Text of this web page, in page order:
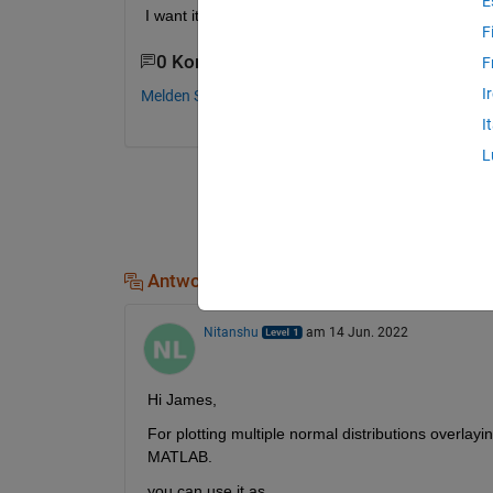
I want it such that i don't have a separate table
0 Kommentare
Melden Sie sich an, um zu kommentieren.
Antworten (1)
Nitanshu am 14 Jun. 2022
Hi James,
For plotting multiple normal distributions
MATLAB.